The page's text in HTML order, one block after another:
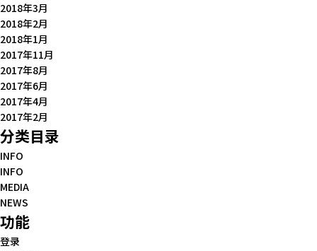
2018年3月
2018年2月
2018年1月
2017年11月
2017年8月
2017年6月
2017年4月
2017年2月
分类目录
INFO
INFO
MEDIA
NEWS
功能
登录